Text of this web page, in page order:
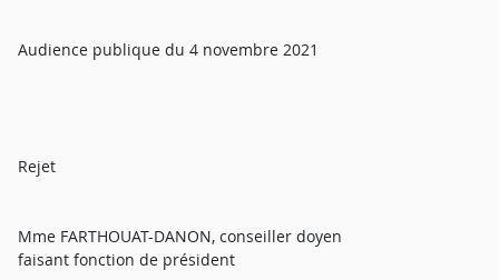
Audience publique du 4 novembre 2021
Rejet
Mme FARTHOUAT-DANON, conseiller doyen
faisant fonction de président